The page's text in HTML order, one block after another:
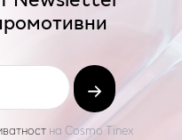
на Cosmo Tinex